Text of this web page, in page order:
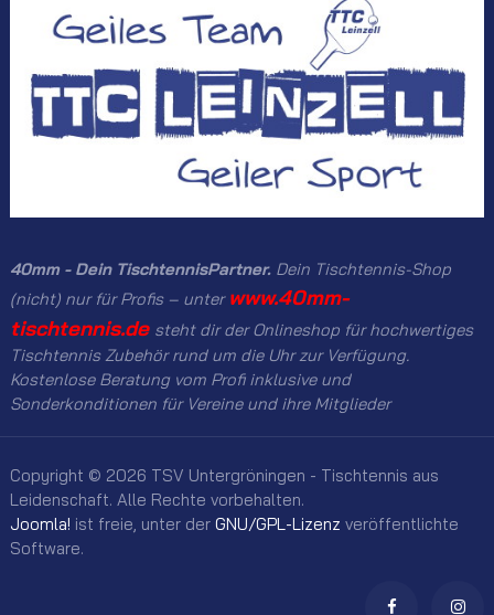
40mm - Dein TischtennisPartner. Dein Tischtennis-Shop
(nicht) nur für Profis – unter www.40mm-
tischtennis.de steht dir der Onlineshop für hochwertiges
Tischtennis Zubehör rund um die Uhr zur Verfügung.
Kostenlose Beratung vom Profi inklusive und
Sonderkonditionen für Vereine und ihre Mitglieder
Copyright © 2026 TSV Untergröningen - Tischtennis aus
Leidenschaft. Alle Rechte vorbehalten.
Joomla! ist freie, unter der GNU/GPL-Lizenz veröffentlichte
Software.